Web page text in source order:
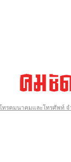
รคมนาคมและโทรศัพท์ จ